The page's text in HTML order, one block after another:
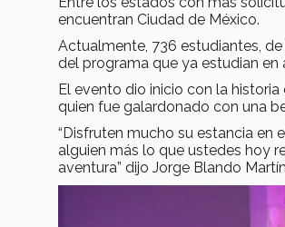
encuentran Ciudad de México.
Actualmente, 736 estudiantes,
del programa que ya estudian
El evento dio inicio con la
quien fue galardonado con una
“Disfruten mucho su estancia en
alguien más lo que ustedes hoy
aventura” dijo Jorge Blando